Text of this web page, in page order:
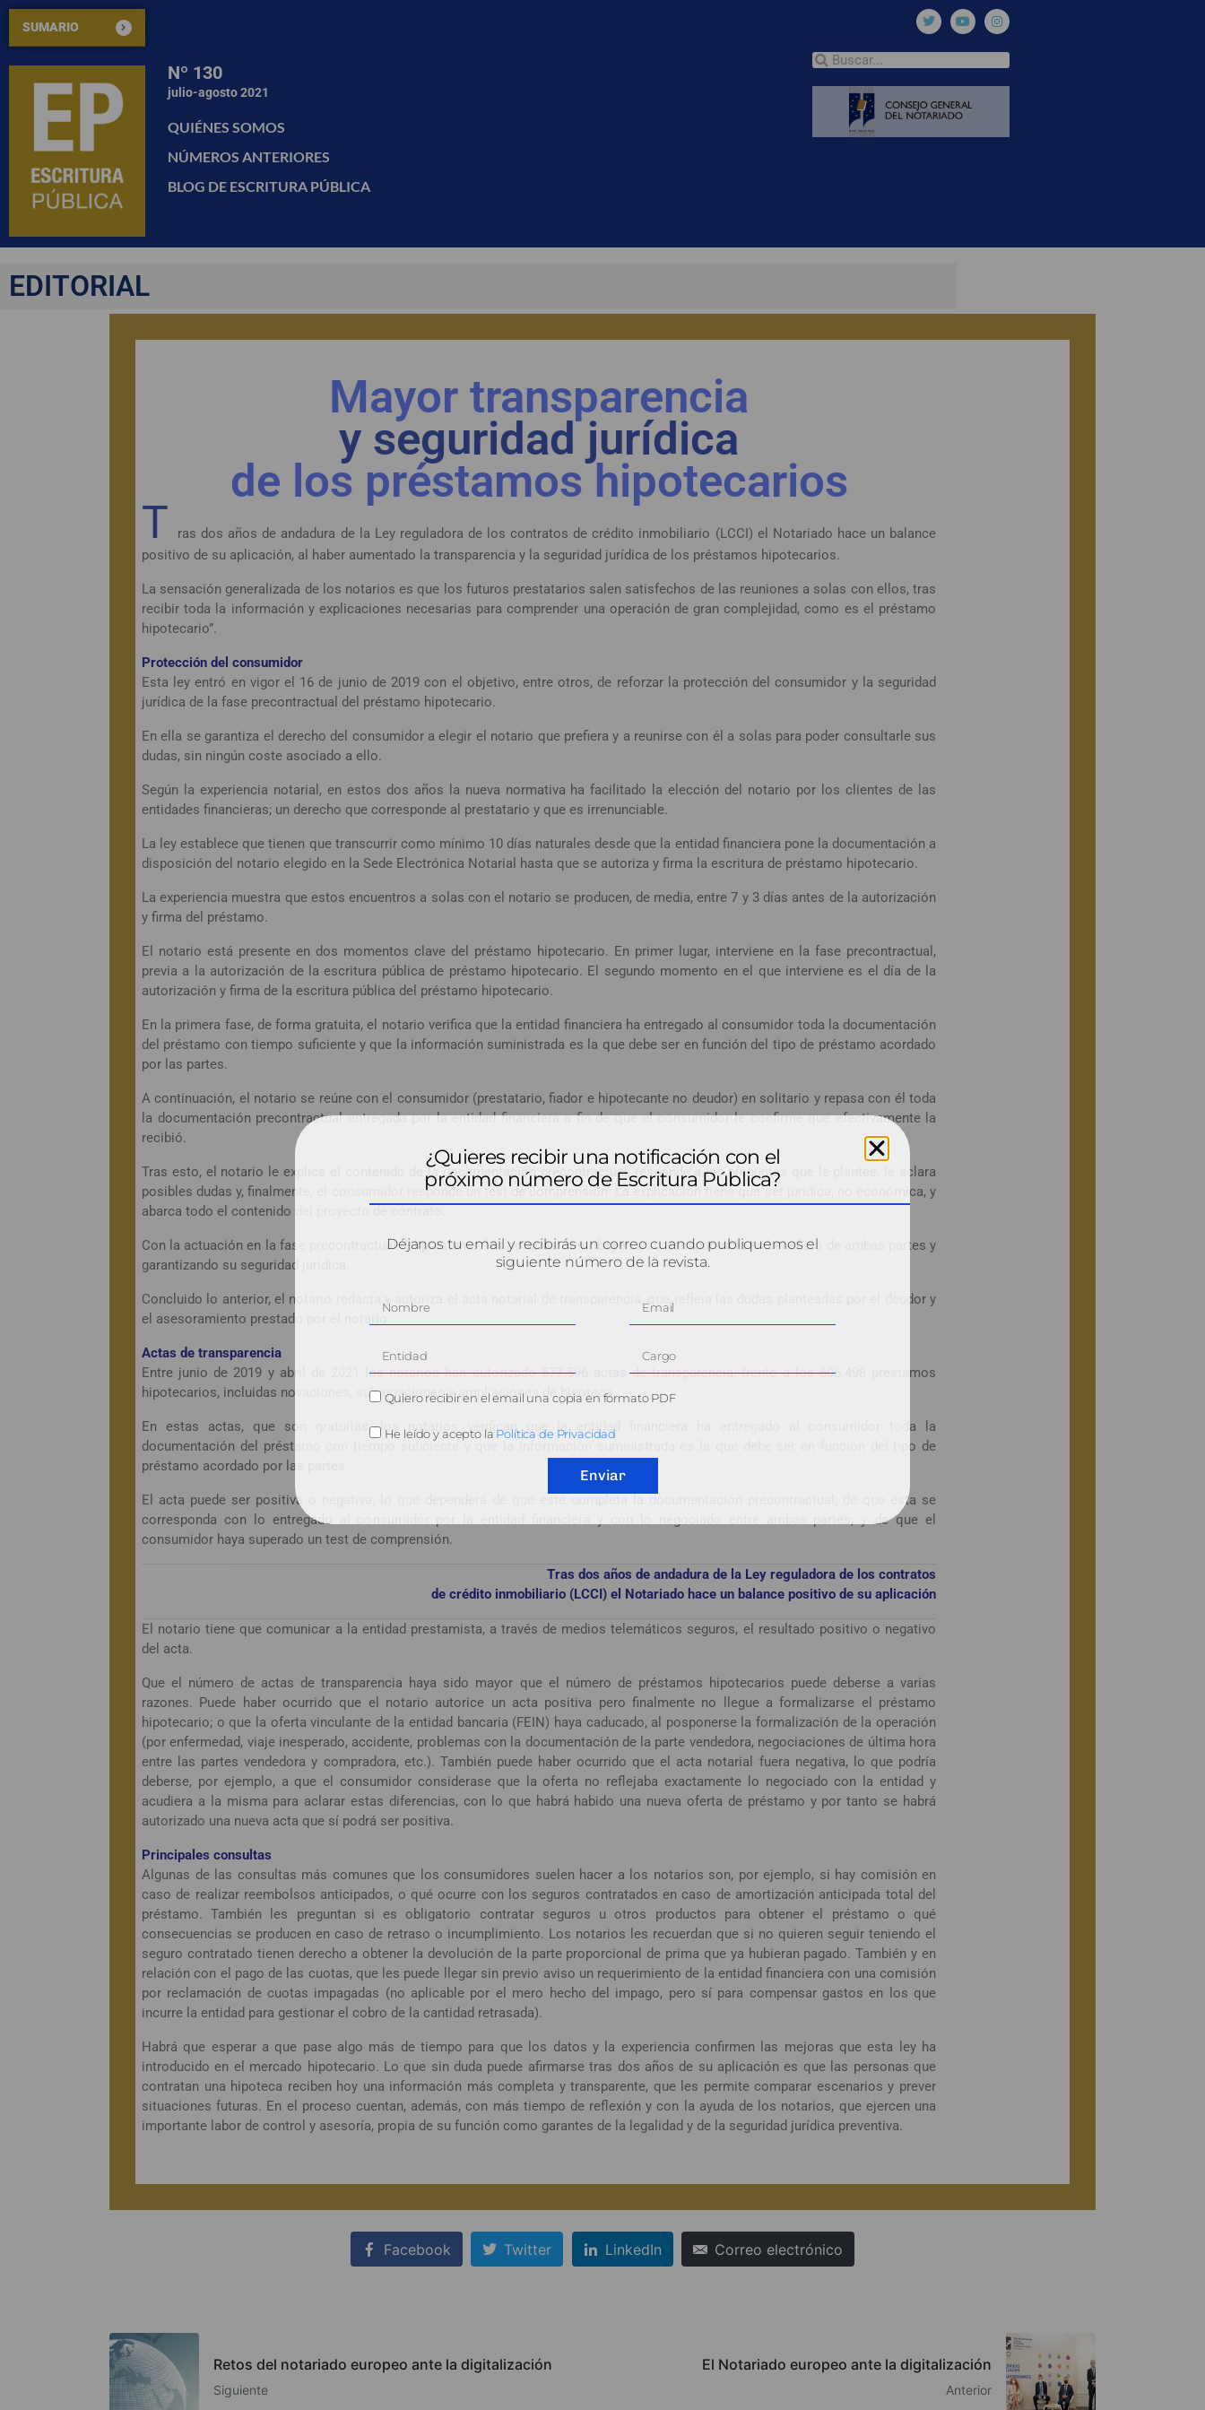
SUMARIO
Nº 130
julio-agosto 2021
QUIÉNES SOMOS
NÚMEROS ANTERIORES
BLOG DE ESCRITURA PÚBLICA
EDITORIAL
Mayor transparencia
y seguridad jurídica
de los préstamos hipotecarios
T
ras dos años de andadura de la Ley reguladora de los contratos de crédito inmobiliario (LCCI) el Notariado hace un balance
positivo de su aplicación, al haber aumentado la transparencia y la seguridad jurídica de los préstamos hipotecarios.
La sensación generalizada de los notarios es que los futuros prestatarios salen satisfechos de las reuniones a solas con ellos, tras
recibir toda la información y explicaciones necesarias para comprender una operación de gran complejidad, como es el préstamo
hipotecario”.
Protección del consumidor
Esta ley entró en vigor el 16 de junio de 2019 con el objetivo, entre otros, de reforzar la protección del consumidor y la seguridad
jurídica de la fase precontractual del préstamo hipotecario.
En ella se garantiza el derecho del consumidor a elegir el notario que prefiera y a reunirse con él a solas para poder consultarle sus
dudas, sin ningún coste asociado a ello.
Según la experiencia notarial, en estos dos años la nueva normativa ha facilitado la elección del notario por los clientes de las
entidades financieras; un derecho que corresponde al prestatario y que es irrenunciable.
La ley establece que tienen que transcurrir como mínimo 10 días naturales desde que la entidad financiera pone la documentación a
disposición del notario elegido en la Sede Electrónica Notarial hasta que se autoriza y firma la escritura de préstamo hipotecario.
La experiencia muestra que estos encuentros a solas con el notario se producen, de media, entre 7 y 3 días antes de la autorización
y firma del préstamo.
El notario está presente en dos momentos clave del préstamo hipotecario. En primer lugar, interviene en la fase precontractual,
previa a la autorización de la escritura pública de préstamo hipotecario. El segundo momento en el que interviene es el día de la
autorización y firma de la escritura pública del préstamo hipotecario.
En la primera fase, de forma gratuita, el notario verifica que la entidad financiera ha entregado al consumidor toda la documentación
del préstamo con tiempo suficiente y que la información suministrada es la que debe ser en función del tipo de préstamo acordado
por las partes.
A continuación, el notario se reúne con el consumidor (prestatario, fiador e hipotecante no deudor) en solitario y repasa con él toda
la documentación precontractual entregada por la entidad financiera a fin de que el consumidor le confirme que efectivamente la
recibió.
Tras esto, el notario le explica el contenido de la documentación precontractual, responde a las preguntas que le plantee, le aclara
posibles dudas y, finalmente, el consumidor responde un test de comprensión. La explicación tiene que ser jurídica, no económica, y
abarca todo el contenido del proyecto de contrato.
Con la actuación en la fase precontractual del préstamo, los notarios contribuyen a su transparencia en beneficio de ambas partes y
garantizando su seguridad jurídica.
Concluido lo anterior, el notario redacta y autoriza el acta notarial de transparencia, que refleja las dudas planteadas por el deudor y
el asesoramiento prestado por el notario.
Actas de transparencia
Entre junio de 2019 y abril de 2021 los notarios han autorizado 677.596 actas de transparencia, frente a los 606.498 préstamos
hipotecarios, incluidas novaciones, subrogaciones y ampliaciones de hipoteca.
En estas actas, que son gratuitas, los notarios verifican que la entidad financiera ha entregado al consumidor toda la
documentación del préstamo con tiempo suficiente y que la información suministrada es la que debe ser en función del tipo de
préstamo acordado por las partes.
El acta puede ser positiva o negativa, lo que dependerá de que esté completa la documentación precontractual; de que ésta se
corresponda con lo entregado al consumidor por la entidad financiera y con lo negociado entre ambas partes; y de que el
consumidor haya superado un test de comprensión.
Tras dos años de andadura de la Ley reguladora de los contratos
de crédito inmobiliario (LCCI) el Notariado hace un balance positivo de su aplicación
El notario tiene que comunicar a la entidad prestamista, a través de medios telemáticos seguros, el resultado positivo o negativo
del acta.
Que el número de actas de transparencia haya sido mayor que el número de préstamos hipotecarios puede deberse a varias
razones. Puede haber ocurrido que el notario autorice un acta positiva pero finalmente no llegue a formalizarse el préstamo
hipotecario; o que la oferta vinculante de la entidad bancaria (FEIN) haya caducado, al posponerse la formalización de la operación
(por enfermedad, viaje inesperado, accidente, problemas con la documentación de la parte vendedora, negociaciones de última hora
entre las partes vendedora y compradora, etc.). También puede haber ocurrido que el acta notarial fuera negativa, lo que podría
deberse, por ejemplo, a que el consumidor considerase que la oferta no reflejaba exactamente lo negociado con la entidad y
acudiera a la misma para aclarar estas diferencias, con lo que habrá habido una nueva oferta de préstamo y por tanto se habrá
autorizado una nueva acta que sí podrá ser positiva.
Principales consultas
Algunas de las consultas más comunes que los consumidores suelen hacer a los notarios son, por ejemplo, si hay comisión en
caso de realizar reembolsos anticipados, o qué ocurre con los seguros contratados en caso de amortización anticipada total del
préstamo. También les preguntan si es obligatorio contratar seguros u otros productos para obtener el préstamo o qué
consecuencias se producen en caso de retraso o incumplimiento. Los notarios les recuerdan que si no quieren seguir teniendo el
seguro contratado tienen derecho a obtener la devolución de la parte proporcional de prima que ya hubieran pagado. También y en
relación con el pago de las cuotas, que les puede llegar sin previo aviso un requerimiento de la entidad financiera con una comisión
por reclamación de cuotas impagadas (no aplicable por el mero hecho del impago, pero sí para compensar gastos en los que
incurre la entidad para gestionar el cobro de la cantidad retrasada).
Habrá que esperar a que pase algo más de tiempo para que los datos y la experiencia confirmen las mejoras que esta ley ha
introducido en el mercado hipotecario. Lo que sin duda puede afirmarse tras dos años de su aplicación es que las personas que
contratan una hipoteca reciben hoy una información más completa y transparente, que les permite comparar escenarios y prever
situaciones futuras. En el proceso cuentan, además, con más tiempo de reflexión y con la ayuda de los notarios, que ejercen una
importante labor de control y asesoría, propia de su función como garantes de la legalidad y de la seguridad jurídica preventiva.
Facebook Twitter LinkedIn Correo electrónico
Retos del notariado europeo ante la digitalización
Siguiente
El Notariado europeo ante la digitalización
Anterior
¿Quieres recibir una notificación con el
próximo número de Escritura Pública?
Déjanos tu email y recibirás un correo cuando publiquemos el
siguiente número de la revista.
Quiero recibir en el email una copia en formato PDF
He leído y acepto la Política de Privacidad
Enviar